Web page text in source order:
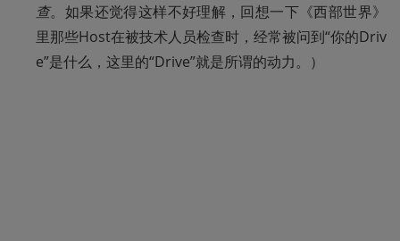
查。如果还觉得这样不好理解，回想一下《西部世界》
里那些Host在被技术人员检查时，经常被问到“你的Driv
e”是什么，这里的“Drive”就是所谓的动力。）